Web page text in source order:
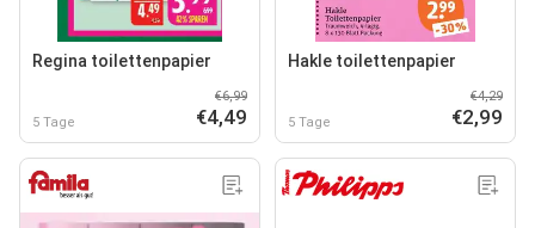
Regina toilettenpapier
5 Tage
€6,99
€4,49
Hakle toilettenpapier
5 Tage
€4,29
€2,99